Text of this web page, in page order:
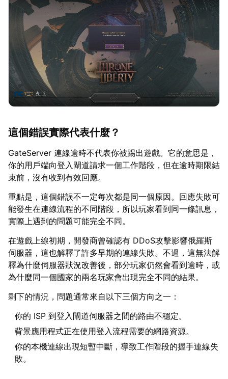
這個錯誤實際代表什麼？
GateServer 連線逾時不代表你被踢出遊戲。它的意思是，
你的用戶端向登入閘道請求一個工作階段，但在逾時期限結
束前，沒有收到有效回應。
重點是，這個錯誤不一定每次都是同一個原因。回應失敗可
能發生在連線流程的不同階段，所以玩家看到同一條訊息，
實際上遇到的問題可能完全不同。
在遊戲上線初期，開發商曾確認有 DDoS攻擊影響俄羅斯
伺服器，這也解釋了許多早期的連線失敗。不過，這無法解
釋為什麼伺服器狀況改善後，部分玩家仍然會看到逾時，或
為什麼同一個國家的兩名玩家會出現完全不同的結果。
剩下的情況，問題通常來自以下三個方向之一：
你的 ISP 到登入閘道伺服器之間的路由不穩定。
背景應用程式正在使用登入流程需要的網路資源。
你的本機連線出現短暫中斷，導致工作階段的握手連線失
敗。